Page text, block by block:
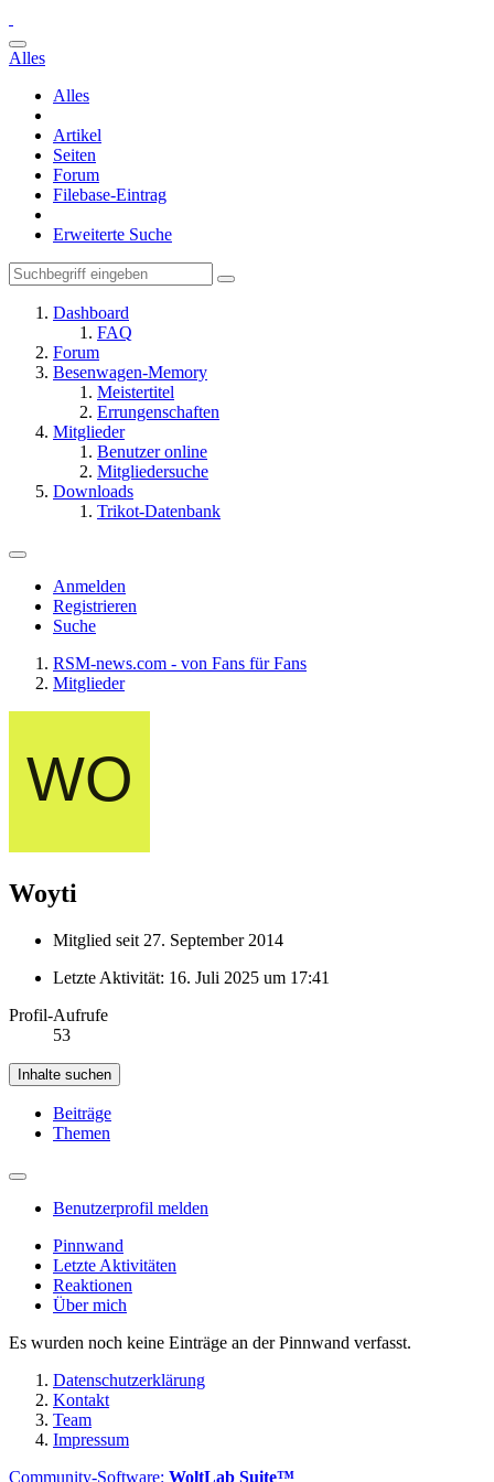
Alles
Alles
Artikel
Seiten
Forum
Filebase-Eintrag
Erweiterte Suche
Dashboard
FAQ
Forum
Besenwagen-Memory
Meistertitel
Errungenschaften
Mitglieder
Benutzer online
Mitgliedersuche
Downloads
Trikot-Datenbank
Anmelden
Registrieren
Suche
RSM-news.com - von Fans für Fans
Mitglieder
Woyti
Mitglied seit 27. September 2014
Letzte Aktivität: 16. Juli 2025 um 17:41
Profil-Aufrufe
53
Inhalte suchen
Beiträge
Themen
Benutzerprofil melden
Pinnwand
Letzte Aktivitäten
Reaktionen
Über mich
Es wurden noch keine Einträge an der Pinnwand verfasst.
Datenschutzerklärung
Kontakt
Team
Impressum
Community-Software: WoltLab Suite™